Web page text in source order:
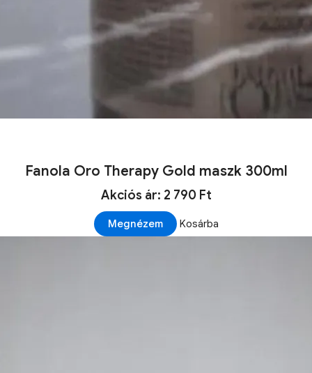
Fanola Oro Therapy Gold maszk 300ml
Akciós ár: 2 790 Ft
Megnézem Kosárba